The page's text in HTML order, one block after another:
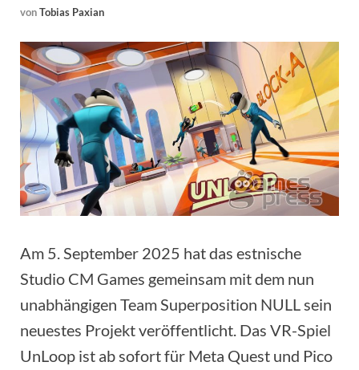
vonTobias Paxian
Am 5. September 2025 hat das estnische
Studio CM Games gemeinsam mit dem nun
unabhängigen Team Superposition NULL sein
neuestes Projekt veröffentlicht. Das VR-Spiel
UnLoop ist ab sofort für Meta Quest und Pico